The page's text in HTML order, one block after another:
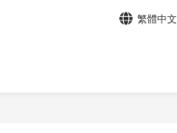
繁體中文